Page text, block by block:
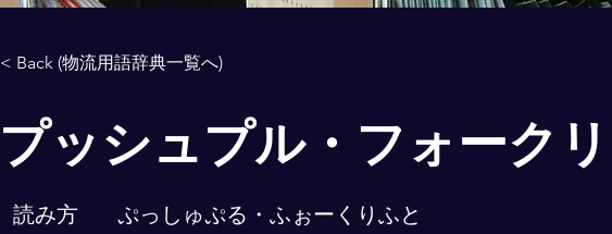
< Back (物流用語辞典一覧へ)
プッシュプル・フォーク
読み方 ぷっしゅぷる・ふぉーくりふと